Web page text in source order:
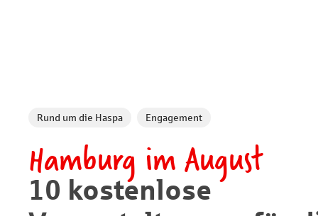
Rund um die Haspa Engagement
Hamburg im August
10 kostenlose